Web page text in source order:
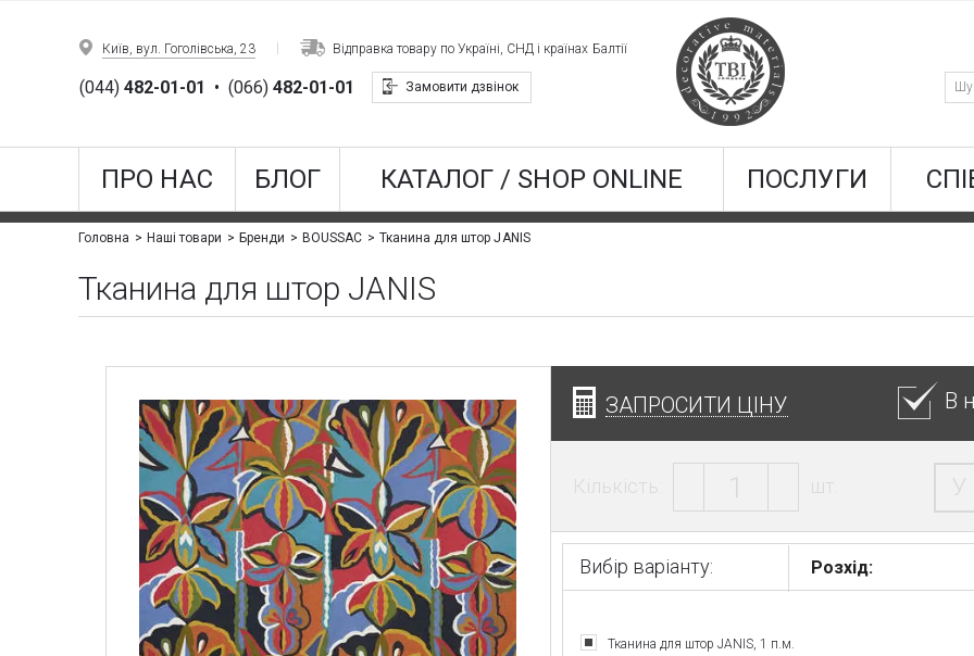
Київ, вул. Гоголівська, 23 Відправка товару по Україні, СНД і країнах Балтії
(044)482-01-01 • (066)482-01-01 Замовити дзвінок
ПРО НАС БЛОГ КАТАЛОГ / SHOP ONLINE ПОСЛУГИ
Головна Наші товари Бренди BOUSSAC Тканина для штор JANIS
Тканина для штор JANIS
ЗАПРОСИТИ ЦІНУ В
Кількість: шт. У
Вибір варіанту: Розхід:
Тканина для штор JANIS, 1 п.м.